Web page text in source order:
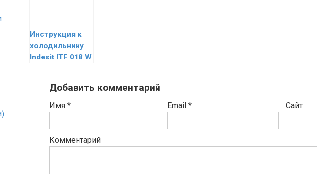
Инструкция к
холодильнику
Indesit ITF 018 W
Добавить комментарий
Имя * Email * Сайт
Комментарий